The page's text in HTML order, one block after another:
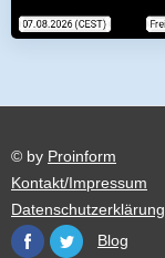
© by Proinform
Kontakt/Impressum
Datenschutzerklärung
Blog